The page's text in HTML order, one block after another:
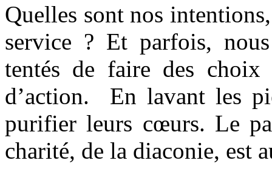
Quelles sont nos
service ? Et parfois,
tentés de faire des
d’action. En lavant les
purifier leurs cœurs. Le
charité, de la diaconie, est